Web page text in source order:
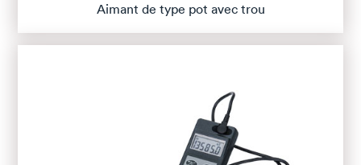
Aimant de type pot avec trou